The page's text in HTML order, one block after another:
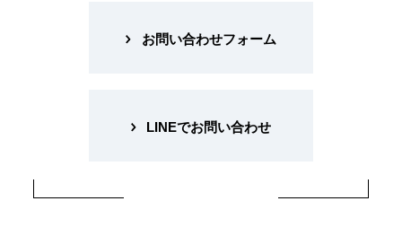
お問い合わせフォーム
LINEでお問い合わせ